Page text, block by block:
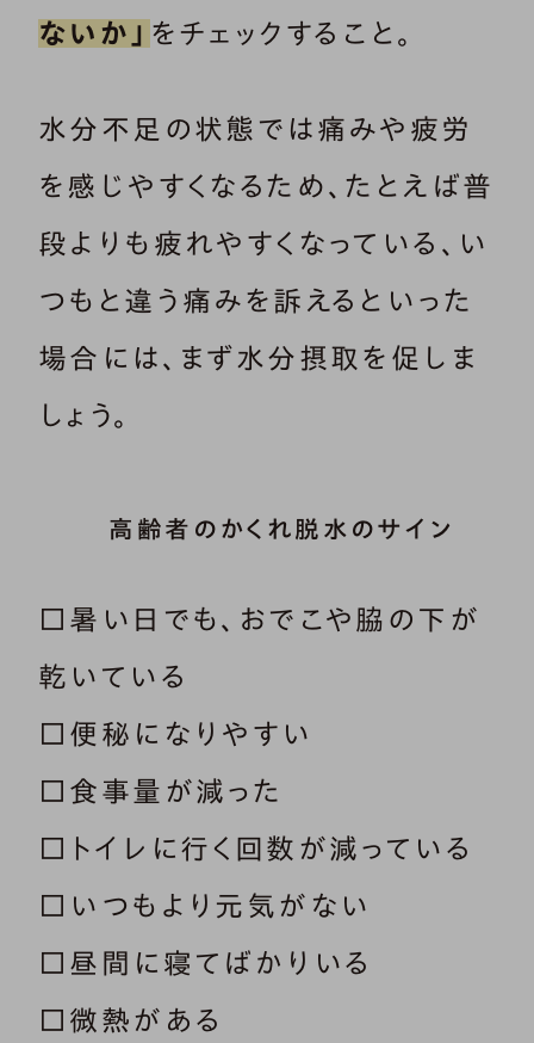
ないか」 をチェックすること。
水分不足の状態では痛みや疲労
を感じやすくなるため、たとえば普
段よりも疲れやすくなっている、い
つもと違う痛みを訴えるといった
場合には、まず水分摂取を促しま
しょう。
高齢者のかくれ脱水のサイン
□暑い日でも、おでこや脇の下が
乾いている
□便秘になりやすい
□食事量が減った
□トイレに行く回数が減っている
□いつもより元気がない
□昼間に寝てばかりいる
□微熱がある